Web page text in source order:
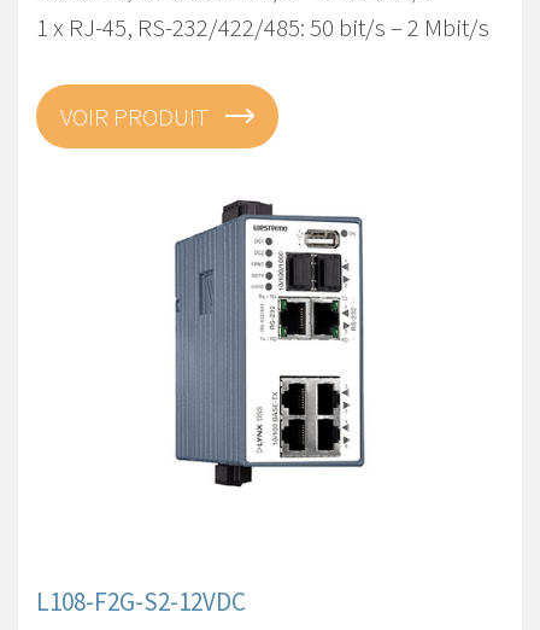
1 x RJ-45, RS-232/422/485: 50 bit/s – 2 Mbit/s
VOIR PRODUIT
L108-F2G-S2-12VDC